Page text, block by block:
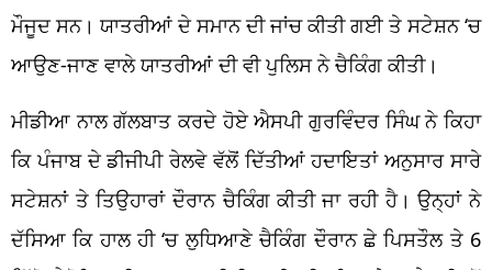
ਮੌਜੂਦ ਸਨ। ਯਾਤਰੀਆਂ ਦੇ ਸਮਾਨ ਦੀ ਜਾਂਚ ਕੀਤੀ ਗਈ ਤੇ ਸਟੇਸ਼ਨ‘ਚ
ਆਉਣ-ਜਾਣ ਵਾਲੇ ਯਾਤਰੀਆਂ ਦੀਵੀ ਪੁਲਿਸ ਨੇ ਚੈਕਿੰਗ ਕੀਤ।
ਮੀਡੀਆ ਨਾਲ ਗੱਲਬਾਤ ਕਰਦੇ ਹੋਏ ਐਸਪੀ ਗੁਰਵਿੰਦਰ ਸਿੰਘ ਨੇ ਕਿਹਾ
ਕਿ ਪੰਜਾਬ ਦੇ ਡੀਜੀਪੀ ਰੇਲਵੇ ਵੱਲੋਂ ਦਿੱਤੀਆਂ ਹਦਾਇਤਾਂ ਅਨੁਸਾਰ ਸਾਰੇ
ਸਟੇਸ਼ਨਾਂ ਤੇ ਤਿਉਹਾਰਾਂ ਦੌਰਾਨ ਚੈਕਿੰਗ ਕੀਤੀ ਜਾ ਰਹੀ ਹੈ। ਉਨ੍ਹਾਂ ਨੇ
ਦੱਸਿਆ ਕਿ ਹਾਲ ਹੀ‘ਚ ਲੁਧਿਆਣੇ ਚੈਕਿੰਗ ਦੌਰਾਨ ਛੇ ਪਿਸਤੌਲ ਤੇ 6